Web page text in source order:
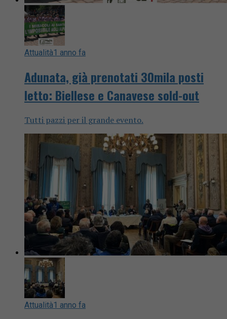
Attualità1 anno fa
Adunata, già prenotati 30mila posti
letto: Biellese e Canavese sold-out
Tutti pazzi per il grande evento.
Attualità1 anno fa